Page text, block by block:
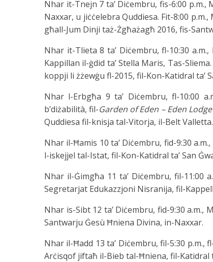
Nhar it-Tnejn 7 ta’ Diċembru, fis-6:00
Naxxar, u jiċċelebra Quddiesa. Fit-8:00
għall-Jum Dinji taż-Żgħażagħ 2016, fis-
Nhar it-Tlieta 8 ta’ Diċembru, fl-10:30
Kappillan il-ġdid ta’ Stella Maris, Tas-
koppji li żżewġu fl-2015, fil-Kon-Katidral ta’
Nhar l-Erbgħa 9 ta’ Diċembru, fl-10:00
b’diżabilità, fil-Garden of Eden – Eden
Quddiesa fil-knisja tal-Vitorja, il-Belt Valletta.
Nhar il-Ħamis 10 ta’ Diċembru, fid-9:30
l-iskejjel tal-Istat, fil-Kon-Katidral ta’ San
Nhar il-Ġimgħa 11 ta’ Diċembru, fil-11:00
Segretarjat Edukazzjoni Nisranija, fil-
Nhar is-Sibt 12 ta’ Diċembru, fid-9:30
Santwarju Ġesù Ħniena Divina, in-Naxxar.
Nhar il-Ħadd 13 ta’ Diċembru, fil-5:30
Arċisqof jiftaħ il-Bieb tal-Ħniena, fil-Katidral